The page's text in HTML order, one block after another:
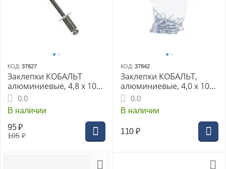
КОД: 37827
Заклепки КОБАЛЬТ
алюминиевые, 4,8 х 10
мм (50 шт.) пакет
0.0
В наличии
105 ₽
95 ₽
КОД: 37842
Заклепки КОБАЛЬТ,
алюминиевые, 4,0 х 10
мм, белые RAL 9003 (50
шт.) пакет
0.0
В наличии
110 ₽